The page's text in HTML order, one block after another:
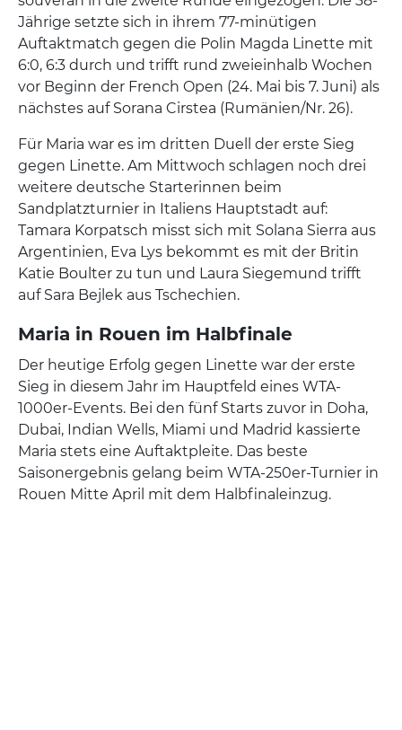
Jährige setzte sich in ihrem 77-minütigen
Auftaktmatch gegen die Polin Magda Linette mit
6:0, 6:3 durch und trifft rund zweieinhalb Wochen
vor Beginn der French Open (24. Mai bis 7. Juni) als
nächstes auf Sorana Cirstea (Rumänien/Nr. 26).
Für Maria war es im dritten Duell der erste Sieg
gegen Linette. Am Mittwoch schlagen noch drei
weitere deutsche Starterinnen beim
Sandplatzturnier in Italiens Hauptstadt auf:
Tamara Korpatsch misst sich mit Solana Sierra aus
Argentinien, Eva Lys bekommt es mit der Britin
Katie Boulter zu tun und Laura Siegemund trifft
auf Sara Bejlek aus Tschechien.
Maria in Rouen im Halbfinale
Der heutige Erfolg gegen Linette war der erste
Sieg in diesem Jahr im Hauptfeld eines WTA-
1000er-Events. Bei den fünf Starts zuvor in Doha,
Dubai, Indian Wells, Miami und Madrid kassierte
Maria stets eine Auftaktpleite. Das beste
Saisonergebnis gelang beim WTA-250er-Turnier in
Rouen Mitte April mit dem Halbfinaleinzug.